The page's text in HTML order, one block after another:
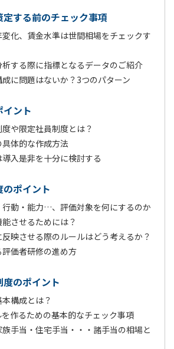
定する前のチェック事項
、賃金水準は世間相場をチェックす
する際に指標となるデータのご紹介
問題はないか？3つのパターン
イント
や限定社員制度とは？
体的な作成方法
入是非を十分に検討する
のポイント
動・能力…、評価対象を何にするのか
させるためには？
させる際のルールはどう考えるか？
価者研修の進め方
のポイント
構成とは？
るための基本的なチェック事項
当・住宅手当・・・諸手当の相場と